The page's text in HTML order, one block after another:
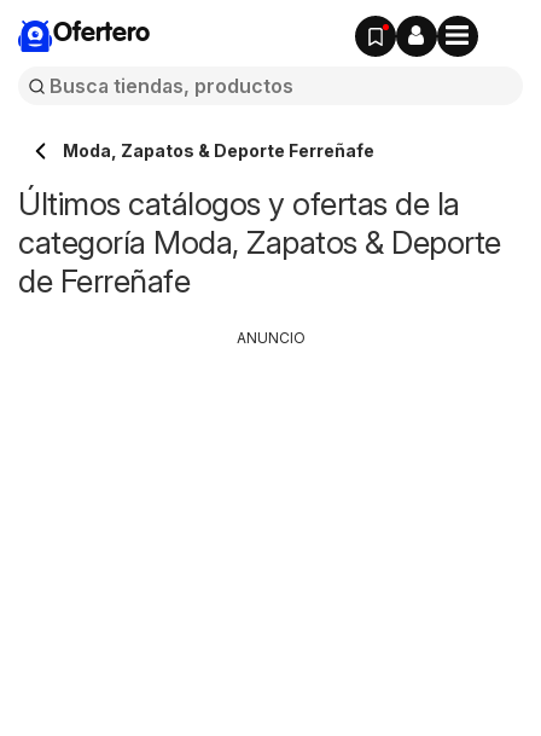
Ofertero
Moda, Zapatos & Deporte Ferreñafe
Últimos catálogos y ofertas de la
categoría Moda, Zapatos & Deporte
de Ferreñafe
ANUNCIO